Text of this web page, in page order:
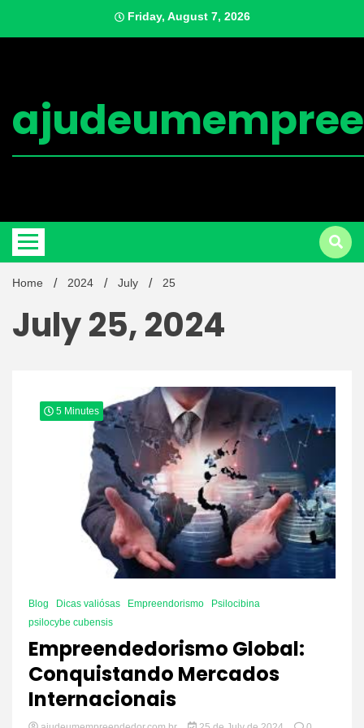
content
Friday, August 7, 2026
Home 2024 July 25
July 25, 2024
5 Minutes
Blog Dicas valiósas Empreendorismo
Psilocibina
psilocybe cubensis
Empreendedorismo Global:
Conquistando Mercados
Internacionais